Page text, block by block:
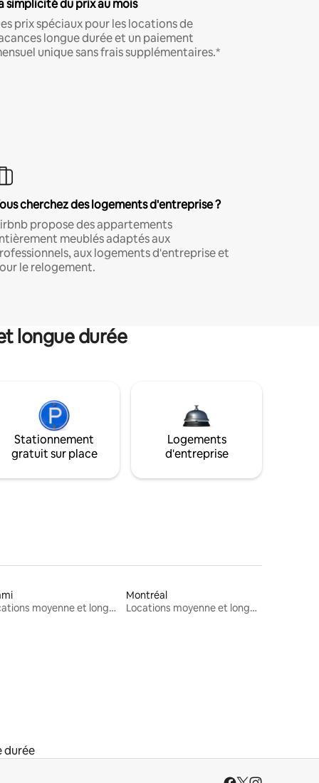
simplicité du prix au mois
prix spéciaux pour les locations de
longue durée et un paiement
unique sans frais supplémentaires.*
cherchez des logements d'entreprise ?
propose des appartements
meublés adaptés aux
aux logements d'entreprise et
le relogement.
longue durée
Stationnement
gratuit sur place
Logements
d'entreprise
Locations moyenne et longue durée
Montréal
Locations moyenne et longue durée
durée